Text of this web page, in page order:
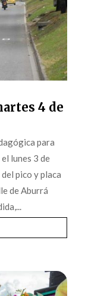
4 de
para
lunes 3 de
pico y placa
de Aburrá